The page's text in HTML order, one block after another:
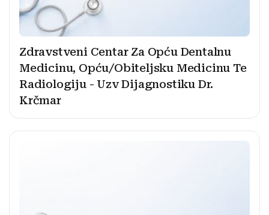
Zdravstveni Centar Za Opću Dentalnu
Medicinu, Opću/Obiteljsku Medicinu Te
Radiologiju - Uzv Dijagnostiku Dr.
Krčmar